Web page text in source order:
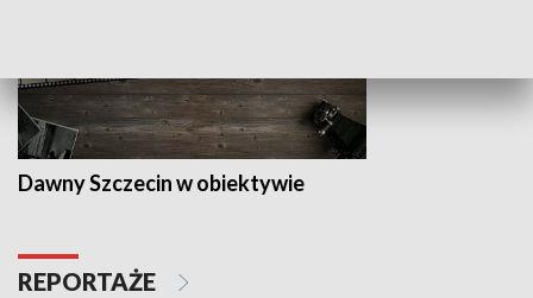
Dawny Szczecin w obiektywie
REPORTAŻE